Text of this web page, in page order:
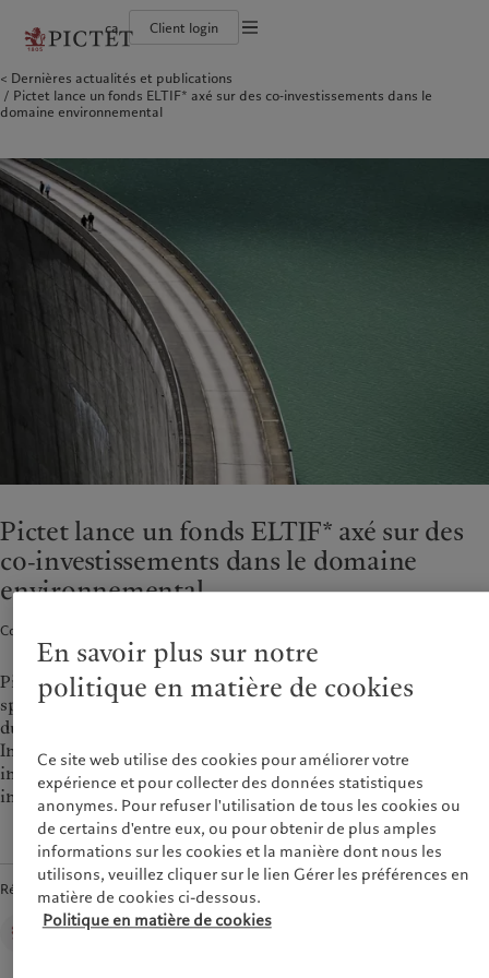
ca Client login
Le groupe Pictet
Notre histoire
Nos notations d'entreprise
Rétrospective annuelle
Campus Pictet de Rochemont
Carrières
Investisseurs institutionnels
Particuliers et familles
L’approche de Pictet
Rapport de durabilité
Plan d’action climatique
Gouvernance de la durabilité
Fondation du Groupe
Prix Pictet
Contacts
Bureaux
Actualités et publications
Amérique du Nord
Bahamas
Canada (en)|Canada (fr)
United States
Asie
Europe
Spain|España
Italia|Italy
Luxembourg (fr)|Luxembourg
(en)|Luxemburg (de)
Switzerland
Suisse Schweiz
Svizzera
United Kingdom
Moyen-Orient
Israel
United Arab Emirates
Notre Groupe
Le groupe Pictet
Notre histoire
Nos notations d'entreprise
Les associés du Groupe
Rétrospective annuelle
Campus Pictet de Rochemont
Nos clients
Durabilité
Plan d’action climatique
Principes d’investissement
climatique
Gouvernance de la durabilité
Prix Pictet
Informations d'entreprise
Contacts
Actualités et publications
Relations avec les médias
Documentation légale
Protection des données
Dernières actualités et publications
Pictet lance un fonds ELTIF* axé sur des co‑investissements dans le
domaine environnemental
Pictet lance un fonds ELTIF* axé sur des
co‑investissements dans le domaine
environnemental
Communiqués de presse · 22 avr. 2024
Pictet Alternative Advisors (PAA), société du groupe Pictet
spécialisée dans la gestion alternative, annonce le lancement
du fonds Pictet Private Assets SICAV – Environment Co-
Investment Fund I ELTIF («le fonds»), qui facilite l’accès à des
investissements dans des technologies environnementales
innovantes sur les marchés privés.
Rédigé par
Corporate Communications,
En savoir plus sur notre
politique en matière de cookies
Ce site web utilise des cookies pour améliorer votre
expérience et pour collecter des données statistiques
anonymes. Pour refuser l'utilisation de tous les cookies ou
de certains d'entre eux, ou pour obtenir de plus amples
informations sur les cookies et la manière dont nous les
utilisons, veuillez cliquer sur le lien Gérer les préférences en
matière de cookies ci-dessous.
Politique en matière de cookies